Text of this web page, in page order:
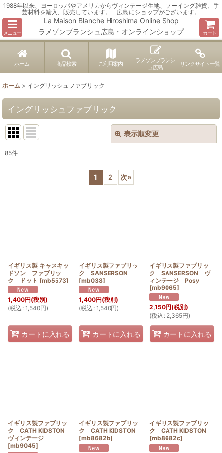
1988年以来、ヨーロッパやアメリカからヴィンテージ生地、ソーイング雑貨、手
芸材料を輸入、販売しています。 広島にショップがございます。
メニュー
La Maison Blanche Hiroshima Online Shop
ラメゾンブランシュ広島・オンラインショップ
カート
ホーム 商品検索 ご利用案内
ラメゾンブランシ
ュ広島
リンクサイト一覧
ホーム > イングリッシュファブリック
イングリッシュファブリック
表示順変更
85件
1 2 次»
イギリス製 キャスキッ
ドソン ファブリッ
ク ドット [mb5573]
1,400円(税別)
(税込 : 1,540円)
カートに入れる
イギリス製ファブリッ
ク SANSERSON
[mb038]
1,400円(税別)
(税込 : 1,540円)
カートに入れる
イギリス製ファブリッ
ク SANSERSON ヴ
ィンテージ Posy
[mb9065]
2,150円(税別)
(税込 : 2,365円)
カートに入れる
イギリス製ファブリッ
ク CATH KIDSTON
ヴィンテージ
[mb9045]
イギリス製ファブリッ
ク CATH KIDSTON
[mb8682b]
イギリス製ファブリッ
ク CATH KIDSTON
[mb8682c]